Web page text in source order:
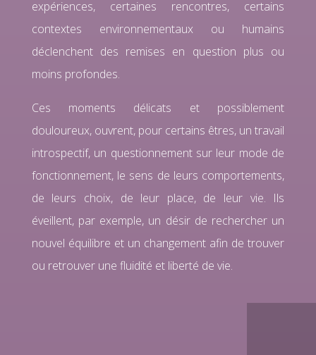
expériences, certaines rencontres, certains
contextes environnementaux ou humains
déclenchent des remises en question plus ou
moins profondes.
Ces moments délicats et possiblement
douloureux, ouvrent, pour certains êtres, un travail
introspectif, un questionnement sur leur mode de
fonctionnement, le sens de leurs comportements,
de leurs choix, de leur place, de leur vie. Ils
éveillent, par exemple, un désir de rechercher un
nouvel équilibre et un changement afin de trouver
ou retrouver une fluidité et liberté de vie.